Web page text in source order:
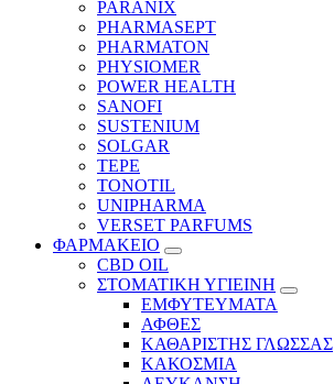
PARANIX
PHARMASEPT
PHARMATON
PHYSIOMER
POWER HEALTH
SANOFI
SUSTENIUM
SOLGAR
TEPE
TONOTIL
UNIPHARMA
VERSET PARFUMS
ΦΑΡΜΑΚΕΙΟ
CBD OIL
ΣΤΟΜΑΤΙΚΗ ΥΓΙΕΙΝΗ
ΕΜΦΥΤΕΥΜΑΤΑ
ΑΦΘΕΣ
ΚΑΘΑΡΙΣΤΗΣ ΓΛΩΣΣΑΣ
ΚΑΚΟΣΜΙΑ